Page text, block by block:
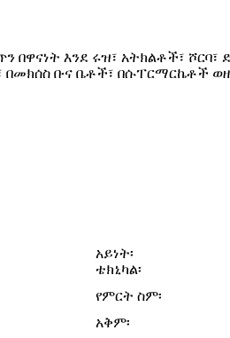
በዋናነት እንደ ሩዝ፣ አትክልቶች፣
ቡና ቤቶች፣ በሱፐርማርኬቶች
አይነት፡
ቴክኒካል፡
የምርት ስም፡
አቅም፡